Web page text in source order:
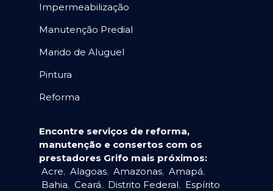
Impermeabilização
Manutenção Predial
Marido de Aluguel
Pintura
Reforma
Encontre serviços de reforma,
manutenção e consertos com os
prestadores Grifo mais próximos:
Acre, Alagoas, Amazonas, Amapá,
Bahia, Ceará, Distrito Federal, Espírito